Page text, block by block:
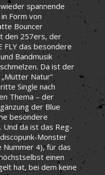
spannende
Form von
Bouncer
den 257ers, der
FLY das besondere
Bandmusik
Da ist der
Natur“
Single nach
Thema – der
der Blue
besondere
Und da ist das Reg-
Monster
Nummer 4), für das
einen
hat, bei dem keine